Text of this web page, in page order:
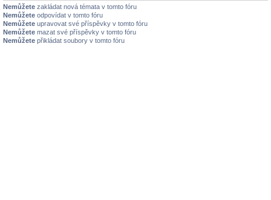
Nemůžete zakládat nová témata v tomto fóru
Nemůžete odpovídat v tomto fóru
Nemůžete upravovat své příspěvky v tomto fóru
Nemůžete mazat své příspěvky v tomto fóru
Nemůžete přikládat soubory v tomto fóru